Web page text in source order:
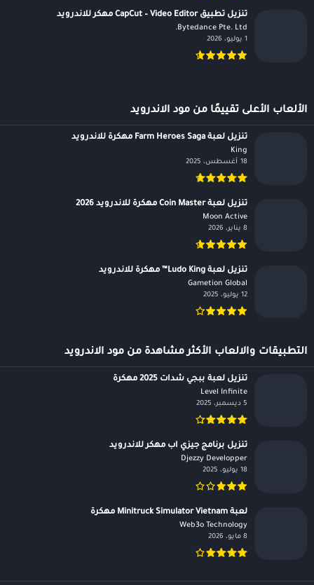
تنزيل تطبيق CapCut – Video Editor مهكر للاندرويد
Bytedance Pte. Ltd.‏
1 يوليو، 2026
الألعاب الأعلى تقييمًا من مود الاندرويد
تنزيل لعبة Farm Heroes Saga مهكرة للاندرويد
King‏
18 أغسطس، 2025
تنزيل لعبة Coin Master مهكرة للاندرويد 2026
Moon Active‏
8 يناير، 2026
تنزيل لعبة Ludo King™ مهكرة للاندرويد
Gametion Global‏
12 يوليو، 2025
التطبيقات والالعاب الأكثر مشاهدة من مود الاندرويد
تنزيل لعبة ببجي شدات 2025 مهكرة
Level Infinite‏
5 ديسمبر، 2025
تنزيل برنامج جيزي اب مهكر للاندرويد
Djezzy Developper‏
18 يوليو، 2025
لعبة Minitruck Simulator Vietnam مهكرة
Web3o Technology‏
8 مايو، 2026